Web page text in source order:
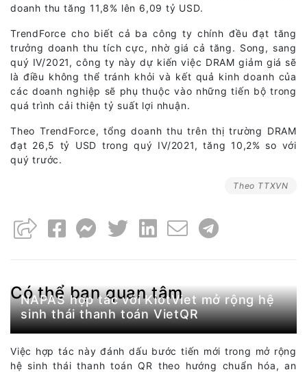
doanh thu tăng 11,8% lên 6,09 tỷ USD.
TrendForce cho biết cả ba công ty chính đều đạt tăng
trưởng doanh thu tích cực, nhờ giá cả tăng. Song, sang
quý IV/2021, công ty này dự kiến việc DRAM giảm giá sẽ
là điều không thể tránh khỏi và kết quả kinh doanh của
các doanh nghiệp sẽ phụ thuộc vào những tiến bộ trong
quá trình cải thiện tỷ suất lợi nhuận.
Theo TrendForce, tổng doanh thu trên thị trường DRAM
đạt 26,5 tỷ USD trong quý IV/2021, tăng 10,2% so với
quý trước.
Theo TTXVN
Có thể bạn quan tâm
NAPAS hợp tác với KiotViet mở rộng hệ
sinh thái thanh toán VietQR
Việc hợp tác này đánh dấu bước tiến mới trong mở rộng
hệ sinh thái thanh toán QR theo hướng chuẩn hóa, an